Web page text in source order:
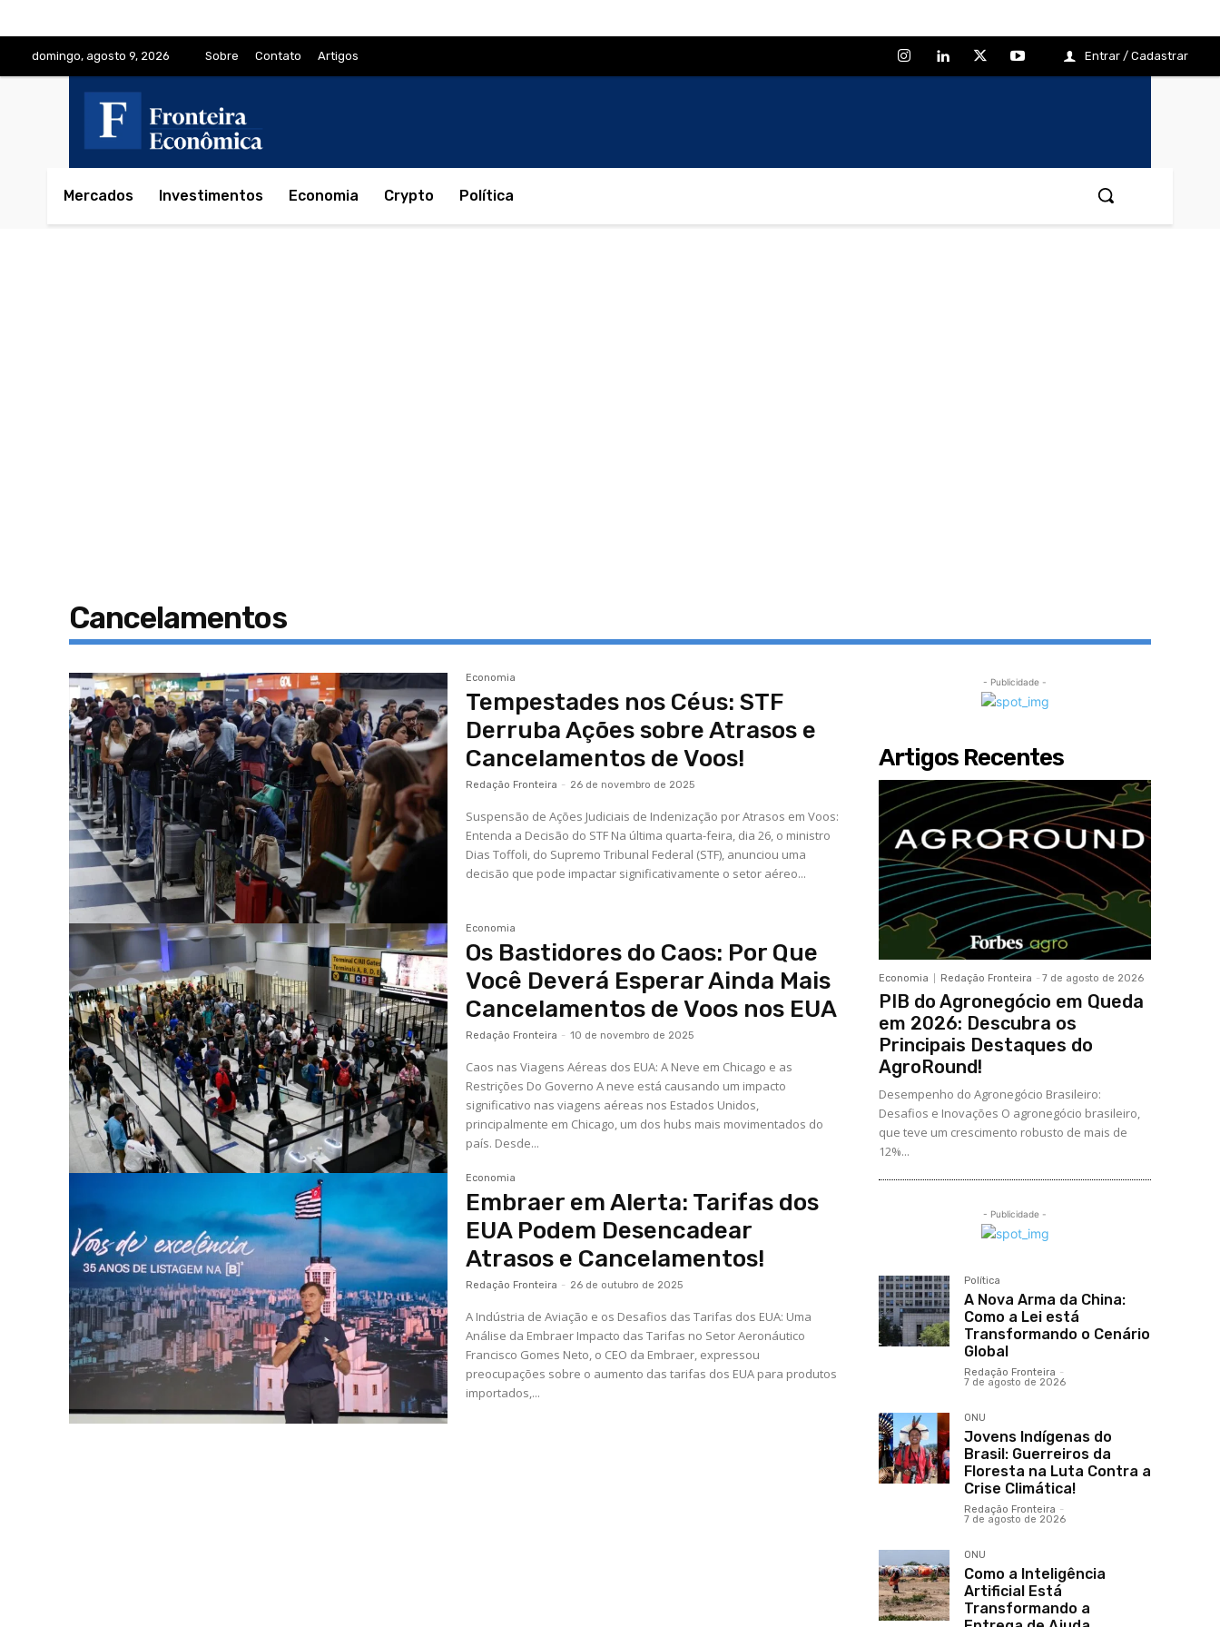
domingo, agosto 9, 2026 Sobre Contato Artigos Entrar / Cadastrar
Mercados Investimentos Economia Crypto Política
Cancelamentos
Economia
Tempestades nos Céus: STF
Derruba Ações sobre Atrasos e
Cancelamentos de Voos!
Redação Fronteira - 26 de novembro de 2025
Suspensão de Ações Judiciais de Indenização por Atrasos em Voos:
Entenda a Decisão do STF Na última quarta-feira, dia 26, o ministro
Dias Toffoli, do Supremo Tribunal Federal (STF), anunciou uma
decisão que pode impactar significativamente o setor aéreo...
Economia
Os Bastidores do Caos: Por Que
Você Deverá Esperar Ainda Mais
Cancelamentos de Voos nos EUA
Redação Fronteira - 10 de novembro de 2025
Caos nas Viagens Aéreas dos EUA: A Neve em Chicago e as
Restrições Do Governo A neve está causando um impacto
significativo nas viagens aéreas nos Estados Unidos,
principalmente em Chicago, um dos hubs mais movimentados do
país. Desde...
Economia
Embraer em Alerta: Tarifas dos
EUA Podem Desencadear
Atrasos e Cancelamentos!
Redação Fronteira - 26 de outubro de 2025
A Indústria de Aviação e os Desafios das Tarifas dos EUA: Uma
Análise da Embraer Impacto das Tarifas no Setor Aeronáutico
Francisco Gomes Neto, o CEO da Embraer, expressou
preocupações sobre o aumento das tarifas dos EUA para produtos
importados,...
- Publicidade -
Artigos Recentes
Economia Redação Fronteira - 7 de agosto de 2026
PIB do Agronegócio em Queda
em 2026: Descubra os
Principais Destaques do
AgroRound!
Desempenho do Agronegócio Brasileiro:
Desafios e Inovações O agronegócio brasileiro,
que teve um crescimento robusto de mais de
12%...
- Publicidade -
Política
A Nova Arma da China:
Como a Lei está
Transformando o Cenário
Global
Redação Fronteira -
7 de agosto de 2026
ONU
Jovens Indígenas do
Brasil: Guerreiros da
Floresta na Luta Contra a
Crise Climática!
Redação Fronteira -
7 de agosto de 2026
ONU
Como a Inteligência
Artificial Está
Transformando a